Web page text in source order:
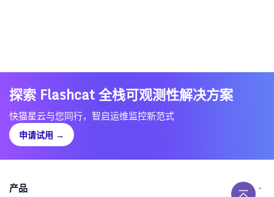
探索 Flashcat 全栈可观测性解决方案
快猫星云与您同行，智启运维监控新范式
申请试用 →
产品